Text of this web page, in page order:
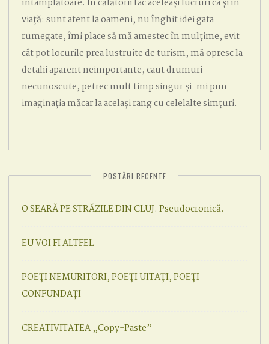
viață: sunt atent la oameni, nu înghit idei gata
rumegate, îmi place să mă amestec în mulțime, evit
cât pot locurile prea lustruite de turism, mă opresc la
detalii aparent neimportante, caut drumuri
necunoscute, petrec mult timp singur și-mi pun
imaginația măcar la același rang cu celelalte simțuri.
POSTĂRI RECENTE
O SEARĂ PE STRĂZILE DIN CLUJ. Pseudocronică.
EU VOI FI ALTFEL
POEȚI NEMURITORI, POEȚI UITAȚI, POEȚI
CONFUNDAȚI
CREATIVITATEA „Copy-Paste”